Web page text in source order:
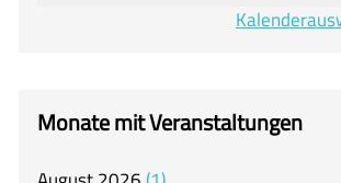
Unter-, Mittel und Oberstufe
itslearning
Monate mit Veranstaltungen